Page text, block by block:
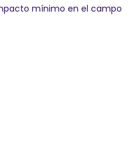
mínimo en el campo